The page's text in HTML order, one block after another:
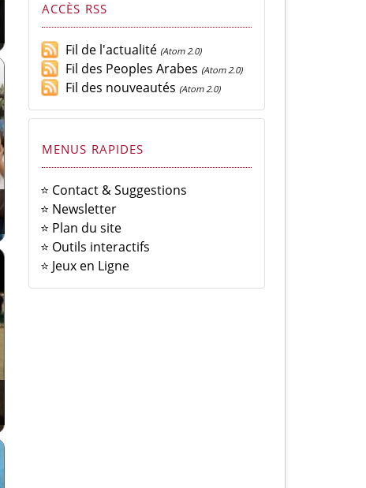
ACCÈS RSS
Fil de l'actualité (Atom 2.0)
Fil des Peoples Arabes (Atom 2.0)
Fil des nouveautés (Atom 2.0)
MENUS RAPIDES
⭐ Contact & Suggestions
⭐ Newsletter
⭐ Plan du site
⭐ Outils interactifs
⭐ Jeux en Ligne